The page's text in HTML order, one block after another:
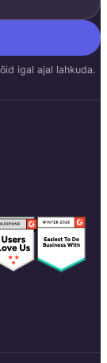
igal ajal lahkuda.